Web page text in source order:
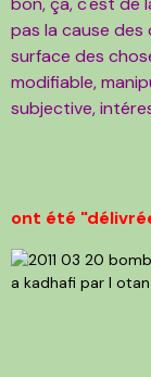
pas la cause des
surface des
modifiable,
subjective,
ont été